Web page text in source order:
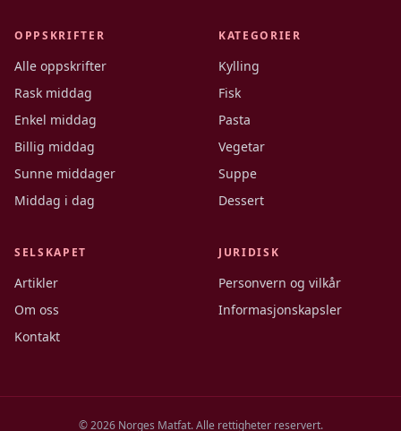
OPPSKRIFTER
Alle oppskrifter
Rask middag
Enkel middag
Billig middag
Sunne middager
Middag i dag
KATEGORIER
Kylling
Fisk
Pasta
Vegetar
Suppe
Dessert
SELSKAPET
Artikler
Om oss
Kontakt
JURIDISK
Personvern og vilkår
Informasjonskapsler
©2026Norges Matfat. Alle rettigheter reservert.